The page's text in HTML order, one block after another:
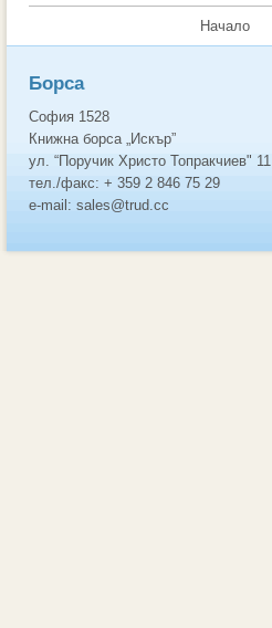
Начало
Борса
София 1528
Книжна борса „Искър”
ул. “Поручик Христо Топракчиев" 11
тел./факс: + 359 2 846 75 29
e-mail: sales@trud.cc